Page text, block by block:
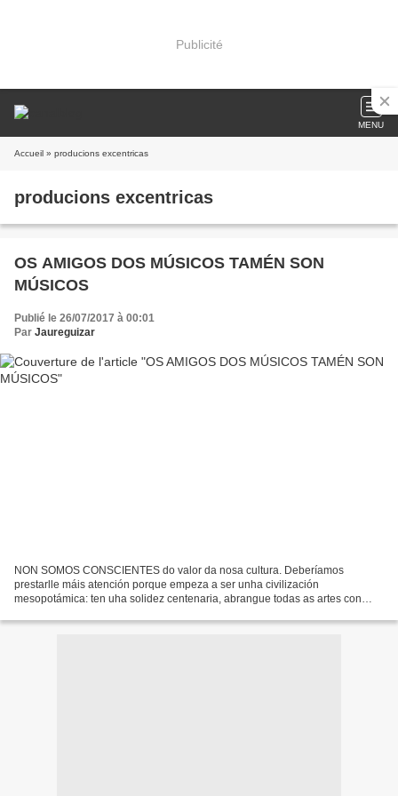
Publicité
MENU
Accueil » producions excentricas
producions excentricas
OS AMIGOS DOS MÚSICOS TAMÉN SON
MÚSICOS
Publié le 26/07/2017 à 00:01
Par Jaureguizar
NON SOMOS CONSCIENTES do valor da nosa cultura. Deberíamos
prestarlle máis atención porque empeza a ser unha civilización
mesopotámica: ten uha solidez centenaria, abrangue todas as artes con